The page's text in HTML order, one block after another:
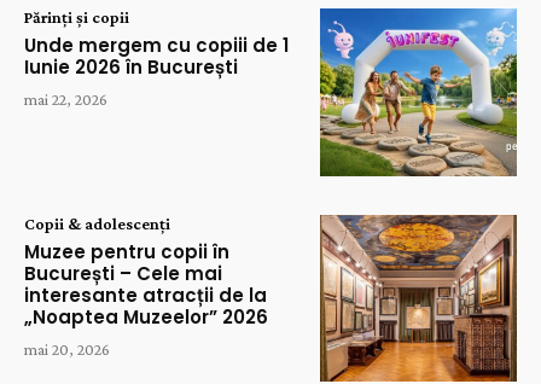
Părinți și copii
Unde mergem cu copiii de 1
Iunie 2026 în București
mai 22, 2026
Copii & adolescenți
Muzee pentru copii în
București – Cele mai
interesante atracții de la
„Noaptea Muzeelor” 2026
mai 20, 2026